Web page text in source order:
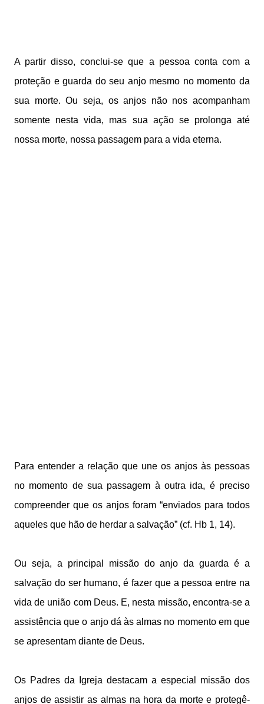
A partir disso, conclui-se que a pessoa conta com a
proteção e guarda do seu anjo mesmo no momento da
sua morte. Ou seja, os anjos não nos acompanham
somente nesta vida, mas sua ação se prolonga até
nossa morte, nossa passagem para a vida eterna.
Para entender a relação que une os anjos às pessoas
no momento de sua passagem à outra ida, é preciso
compreender que os anjos foram “enviados para todos
aqueles que hão de herdar a salvação” (cf. Hb 1, 14).
Ou seja, a principal missão do anjo da guarda é a
salvação do ser humano, é fazer que a pessoa entre na
vida de união com Deus. E, nesta missão, encontra-se a
assistência que o anjo dá às almas no momento em que
se apresentam diante de Deus.
Os Padres da Igreja destacam a especial missão dos
anjos de assistir as almas na hora da morte e protegê-